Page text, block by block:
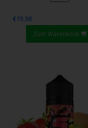
€15,50
Zum Warenkorb